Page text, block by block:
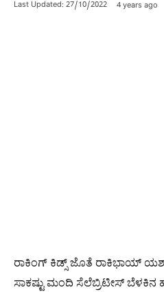
Last Updated: 27/10/2022 4 years ago
ರಾಕಿಂಗ್ ಕಿಡ್ಸ್ ಜೊತೆ ರಾಕಿಭಾಯ್ ಯಶ್
ಸಾಕಷ್ಟು ಮಂದಿ ಸೆಲೆಬ್ರಿಟೀಸ್ ಬೆಳಕಿನ